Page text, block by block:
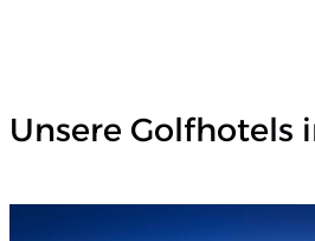
Unsere Golfhotels